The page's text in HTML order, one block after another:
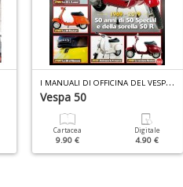
I
MANUALI DI OFFICINA DEL VESPISTA SPECIALE N.3
Vespa 50
Cartacea
9.90 €
Digitale
4.90 €